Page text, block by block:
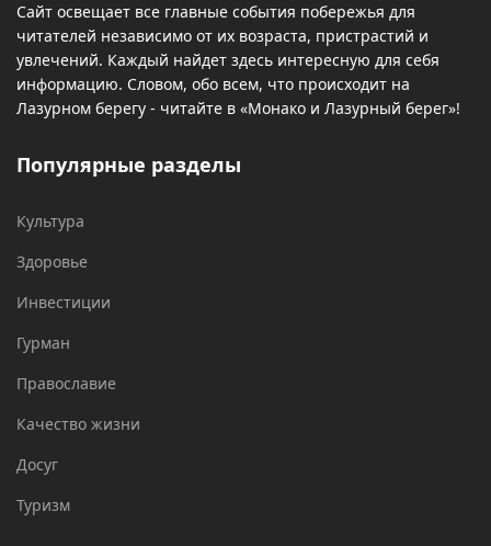
Сайт освещает все главные события побережья для
читателей независимо от их возраста, пристрастий и
увлечений. Каждый найдет здесь интересную для себя
информацию. Словом, обо всем, что происходит на
Лазурном берегу - читайте в «Монако и Лазурный берег»!
Популярные разделы
Культура
Здоровье
Инвестиции
Гурман
Православие
Качество жизни
Досуг
Туризм